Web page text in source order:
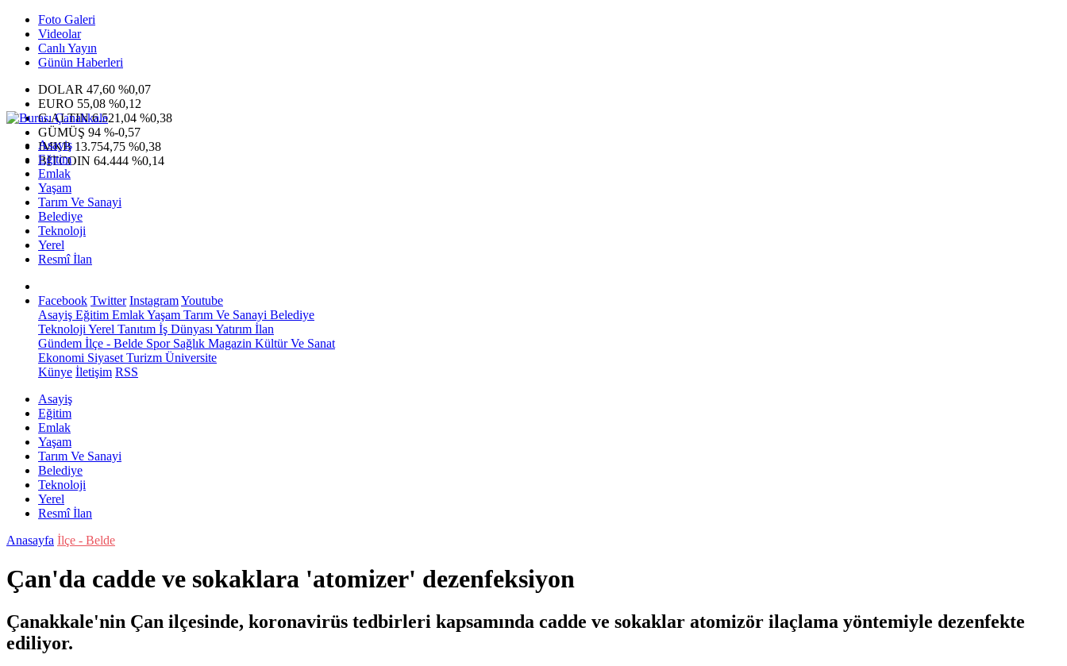
Foto Galeri
Videolar
Canlı Yayın
Günün Haberleri
DOLAR 47,60 %0,07
EURO 55,08 %0,12
G.ALTIN6.521,04 %0,38
GÜMÜŞ 94 %-0,57
IMKB 13.754,75 %0,38
BITCOIN 64.444 %0,14
Asayiş
Eğitim
Emlak
Yaşam
Tarım Ve Sanayi
Belediye
Teknoloji
Yerel
Resmî İlan
Facebook Twitter InstagramYoutube
Asayiş Eğitim EmlakYaşam Tarım Ve Sanayi Belediye
Teknoloji Yerel Tanıtım İş Dünyası Yatırım İlan
Gündem İlçe - Belde SporSağlık Magazin Kültür Ve Sanat
Ekonomi Siyaset Turizm Üniversite
Künye İletişim RSS
Asayiş
Eğitim
Emlak
Yaşam
Tarım Ve Sanayi
Belediye
Teknoloji
Yerel
Resmî İlan
Anasayfa İlçe - Belde
Çan'da cadde ve sokaklara 'atomizer' dezenfeksiyon
Çanakkale'nin Çan ilçesinde, koronavirüs tedbirleri kapsamında cadde ve sokaklar atomizör ilaçlama yöntemiyle dezenfekte
ediliyor.